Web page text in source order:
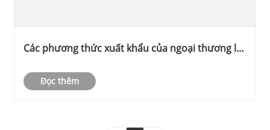
Các phương thức xuất khẩu của ngoại thương là
Đọc thêm